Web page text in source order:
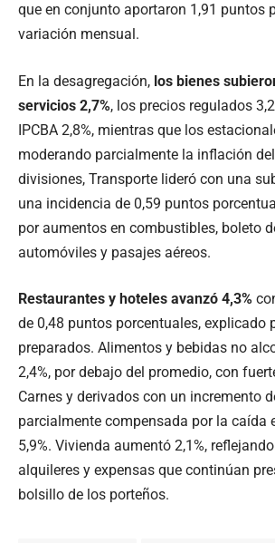
que en conjunto aportaron 1,91 puntos
variación mensual.
En la desagregación, los bienes
servicios 2,7%, los precios regulados
IPCBA 2,8%, mientras que los
moderando parcialmente la inflación
divisiones, Transporte lideró con una
una incidencia de 0,59 puntos
por aumentos en combustibles, boleto
automóviles y pasajes aéreos.
Restaurantes y hoteles avanzó 4,3%
de 0,48 puntos porcentuales, explicado
preparados. Alimentos y bebidas no
2,4%, por debajo del promedio, con
Carnes y derivados con un incremento
parcialmente compensada por la caída
5,9%. Vivienda aumentó 2,1%,
alquileres y expensas que continúan
bolsillo de los porteños.